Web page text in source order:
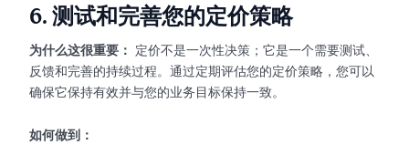
6. 测试和完善您的定价策略
为什么这很重要： 定价不是一次性决策；它是一个需要测试、
反馈和完善的持续过程。通过定期评估您的定价策略，您可以
确保它保持有效并与您的业务目标保持一致。
如何做到：